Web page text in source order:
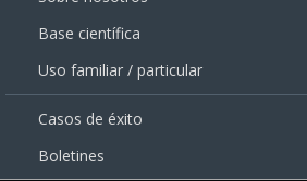
Base científica
Uso familiar / particular
Casos de éxito
Boletines